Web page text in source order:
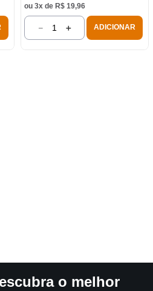
ou 3x de R$ 19,96
＋
－ ADICIONAR
o melhor